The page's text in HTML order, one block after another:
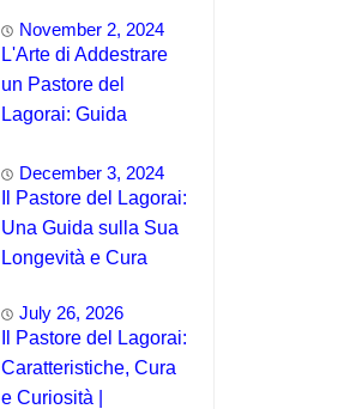
November 2, 2024
L'Arte di Addestrare
un Pastore del
Lagorai: Guida
Principianti
December 3, 2024
Il Pastore del Lagorai:
Una Guida sulla Sua
Longevità e Cura
July 26, 2026
Il Pastore del Lagorai:
Caratteristiche, Cura
e Curiosità |